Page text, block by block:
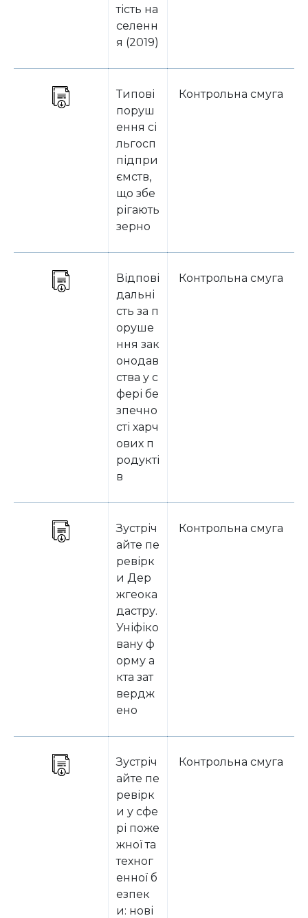
тість на
селенн
я (2019)
Типові
поруш
ення сі
льгосп
підпри
ємств,
що збе
рігають
зерно
Контрольна смуга
Відпові
дальні
сть за п
оруше
ння зак
онодав
ства у с
фері бе
зпечно
сті харч
ових п
родукті
в
Контрольна смуга
Зустріч
айте пе
ревірк
и Дер
жгеока
дастру.
Уніфіко
вану ф
орму а
кта зат
вердж
ено
Контрольна смуга
Зустріч
айте пе
ревірк
и у сфе
рі поже
жної та
техног
енної б
езпек
и: нові
Контрольна смуга